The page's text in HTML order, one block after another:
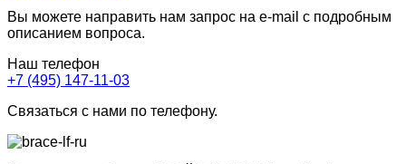
Вы можете направить нам запрос на e-mail с подробным
описанием вопроса.
Наш телефон
+7 (495) 147-11-03
Связаться с нами по телефону.